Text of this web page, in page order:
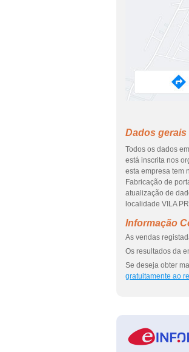
Dados gerais
Todos os dados
está inscrita nos
esta empresa tem
Fabricação de
atualização de
localidade VILA
Informação
As vendas
Os resultados da
Se deseja obter
gratuitamente ao